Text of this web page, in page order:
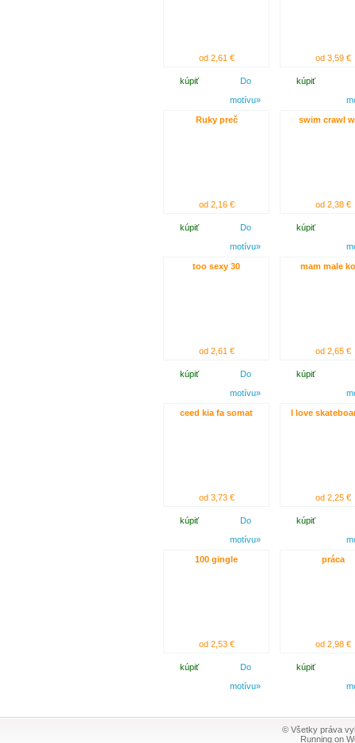
od 2,61 €
kúpiť
Do
motívu»
od 3,59 €
kúpiť
Ruky preč
od 2,16 €
kúpiť
Do
motívu»
swim crawl
od 2,38 €
kúpiť
too sexy 30
od 2,61 €
kúpiť
Do
motívu»
mam male
od 2,65 €
kúpiť
ceed kia fa somat
od 3,73 €
kúpiť
Do
motívu»
I love
od 2,25 €
kúpiť
100 gingle
od 2,53 €
kúpiť
Do
motívu»
práca
od 2,98 €
kúpiť
© Všetky práva
Running on